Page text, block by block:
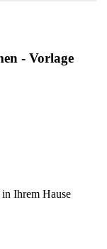
- Vorlage
Ihrem Hause